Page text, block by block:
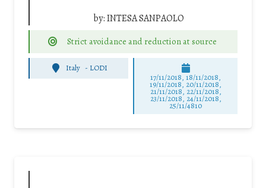
by:INTESA SANPAOLO
Strict avoidance and reduction at source
Italy - LODI
17/11/2018, 18/11/2018,
19/11/2018, 20/11/2018,
21/11/2018, 22/11/2018,
23/11/2018, 24/11/2018,
25/11/4810